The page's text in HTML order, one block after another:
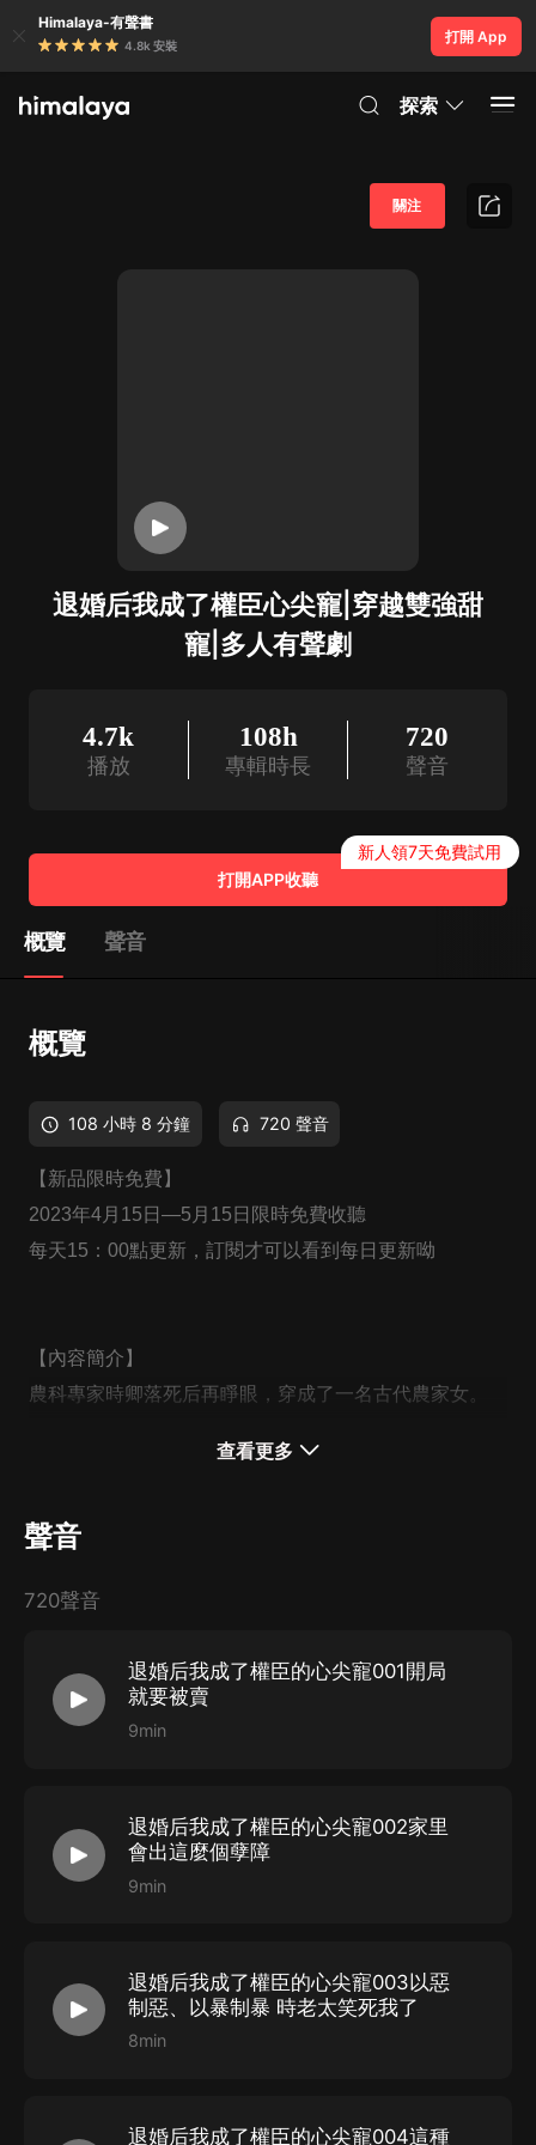
Himalaya-有聲書
4.8k 安裝
打開 App
探索
退婚后我成了權臣心尖寵|穿越雙強甜
寵|多人有聲劇
關注
4.7k
播放
108h
專輯時長
720
聲音
打開APP收聽
新人領7天免費試用
概覽 聲音
概覽
108 小時 8 分鐘 720 聲音
【新品限時免費】
2023年4月15日—5月15日限時免費收聽
每天15：00點更新，訂閱才可以看到每日更新呦
【內容簡介】
農科專家時卿落死后再睜眼，穿成了一名古代農家女。
時卿落擼袖子就是干。
她。
才當媳婦。
弟，滿意的摸摸下巴，以后你們都歸我罩著了。
從此擔負起了養家活口的重任，種植養殖一把抓，帶著全
原本溺水而亡的弟弟活蹦亂跳，妹妹依舊在家，為了賺錢
買藥進深山被野獸咬死的娘親還活著。
關鍵是一覺醒來，他還多了個能干的小媳婦。
他看著小媳婦：“你養家活口，那我干什麼？”
小媳婦：“你負責貌美如花，考科舉當官給我當靠山。”
蕭寒崢早就冰冷的心一下活了，“好！”
【作者/主播】
作者：藍白格子
【購買須知】
1、本作品為付費有聲書，購買成功后，即可收聽。
2、版權歸原作者所有，嚴禁翻錄成任何形式，嚴禁在任
按鈕，將頁面分享至微信內使用微信支付完成購買。
4、在購買過程中，如果您有任何問題，可以按以下步驟
查看更多
聲音
720聲音
退婚后我成了權臣的心尖寵001開局
就要被賣
9min
退婚后我成了權臣的心尖寵002家里
會出這麼個孽障
9min
退婚后我成了權臣的心尖寵003以惡
制惡、以暴制暴 時老太笑死我了
8min
退婚后我成了權臣的心尖寵004這種